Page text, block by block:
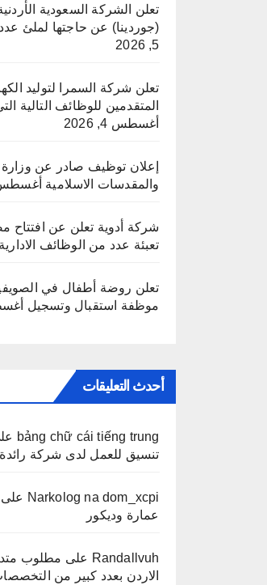
تعلن الشركة السعودية
(جوردينا) عن حاجتها لملئ
5, 2026
تعلن شركة السمرا لتوليد
المتقدمين للوظائف التالية
أغسطس 4, 2026
إعلان توظيف صادر عن
والمقدسات الاسلامية أغسطس 3,
شركة أدوية تعلن عن افتتاح
تعبئة عدد من الوظائف الادارية
تعلن روضة أطفال في
موظفة استقبال وتسجيل
أحدث التعليقات
bảng chữ cái tiếng trung
تنسيق للعمل لدى شركة رائدة
Narkolog na dom_xcpi على
عمارة وديكور
Randallvuh على مطلوب
الاردن بعدد كبير من